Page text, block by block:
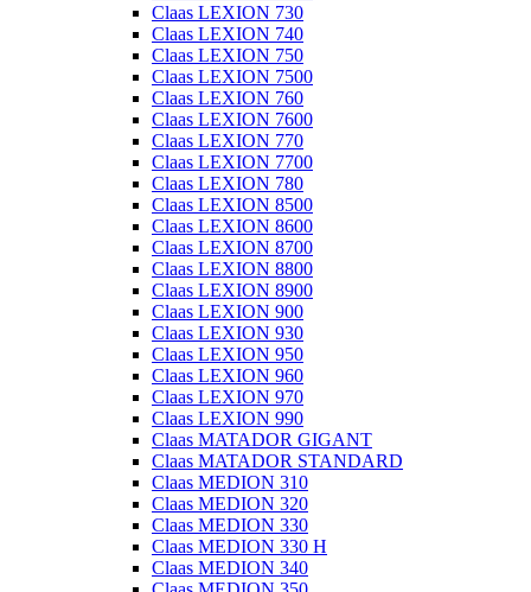
Claas LEXION 730
Claas LEXION 740
Claas LEXION 750
Claas LEXION 7500
Claas LEXION 760
Claas LEXION 7600
Claas LEXION 770
Claas LEXION 7700
Claas LEXION 780
Claas LEXION 8500
Claas LEXION 8600
Claas LEXION 8700
Claas LEXION 8800
Claas LEXION 8900
Claas LEXION 900
Claas LEXION 930
Claas LEXION 950
Claas LEXION 960
Claas LEXION 970
Claas LEXION 990
Claas MATADOR GIGANT
Claas MATADOR STANDARD
Claas MEDION 310
Claas MEDION 320
Claas MEDION 330
Claas MEDION 330 H
Claas MEDION 340